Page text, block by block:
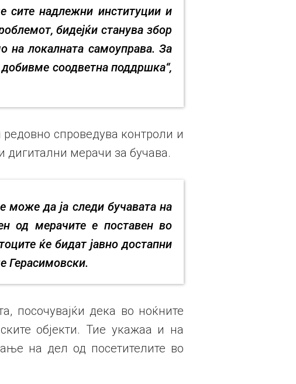
сите надлежни институции и
бидејќи станува збор
на локалната самоуправа. За
соодветна поддршка“,
спроведува контроли и
дигитални мерачи за бучава.
може да ја следи бучавата на
од мерачите е поставен во
ќе бидат јавно достапни
Герасимовски.
посочувајќи дека во ноќните
објекти. Тие укажаа и на
на дел од посетителите во